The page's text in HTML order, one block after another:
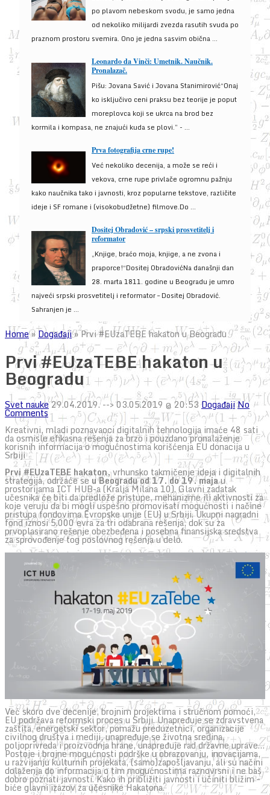
po plavom nebeskom svodu, je samo jedna
od nekoliko milijardi zvezda rasutih svuda po
praznom prostoru svemira. Ono je jedna sasvim obična ...
Leonardo da Vinči: Umetnik. Naučnik.
Pronalazač.
Pišu: Jovana Savić i Jovana Stanimirović“Onaj
ko isključivo ceni praksu bez teorije je poput
moreplovca koji se ukrca na brod bez
kormila i kompasa, ne znajući kuda se plovi.” - ...
Prva fotografija crne rupe!
Već nekoliko decenija, a može se reći i
vekova, crne rupe privlače ogromnu pažnju
kako naučnika tako i javnosti, kroz popularne tekstove, različite
ideje i SF romane i (visokobudžetne) filmove.Do ...
Dositej Obradović – srpski prosvetitelj i
reformator
„Knjige, braćo moja, knjige, a ne zvona i
praporce!“Dositej ObradovićNa današnji dan
28. marta 1811. godine u Beogradu je umro
najveći srpski prosvetitelj i reformator – Dositej Obradović.
Sahranjen je ...
Home» Događaji»Prvi #EUzaTEBE hakaton u Beogradu
Prvi #EUzaTEBE hakaton u
Beogradu
Svet nauke29.04.2019. --> 03.05.2019 @ 20:53 DogađajiNo
Comments
Kreativni, mladi poznavaoci digitalnih tehnologija imaće 48 sati
da osmisle efikasna rešenja za brzo i pouzdano pronalaženje
korisnih informacija o mogućnostima korišćenja EU donacija u
Srbiji
Prvi #EUzaTEBE hakaton,vrhunsko takmičenje ideja i digitalnih
strategija, održaće seu Beogradu od 17. do 19. majau
prostorijama ICT HUB-a (Kralja Milana 10). Glavni zadatak
učesnika će biti da predlože pristupe, mehanizme ili aktivnosti za
koje veruju da bi mogli uspešno promovisati mogućnosti i načine
pristupa fondovima Evropske unije (EU) u Srbiji. Ukupni nagradni
fond iznosi 5.000 evra za tri odabrana rešenja, dok su za
prvoplasirano rešenje obezbeđena i posebna finansijska sredstva
za sprovođenje tog poslovnog rešenja u delo.
Već skoro dve decenije, brojnim projektima i stručnom pomoći,
EU podržava reformski proces u Srbiji. Unapređuje se zdravstvena
zaštita, energetski sektor, pomažu preduzetnici, organizacije
civilnog društva i mediji, unapređuje se životna sredina,
poljoprivreda i proizvodnja hrane, unapređuje rad državne uprave…
Postoje i brojne mogućnosti podrške u obrazovanju, inovacijama,
u razvijanju kulturnih projekata, (samo)zapošljavanju, ali su načini
dolaženja do informacija o tim mogućnostima raznovrsni i ne baš
dobro poznati javnosti. Kako ih približiti javnosti i učiniti bližim –
biće glavni izazov za učesnike Hakatona.